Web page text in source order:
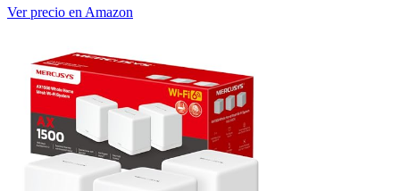
Ver precio en Amazon